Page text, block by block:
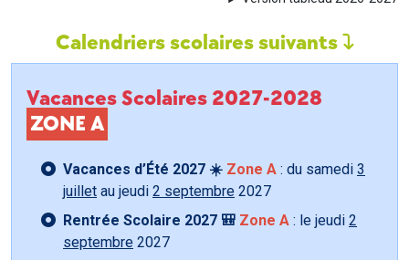
Calendriers scolaires suivants
Vacances Scolaires 2027-2028
ZONE A
Vacances d’Été 2027 ☀️ Zone A : du samedi 3
juillet au jeudi 2 septembre 2027
Rentrée Scolaire 2027 🎒 Zone A : le jeudi 2
septembre 2027